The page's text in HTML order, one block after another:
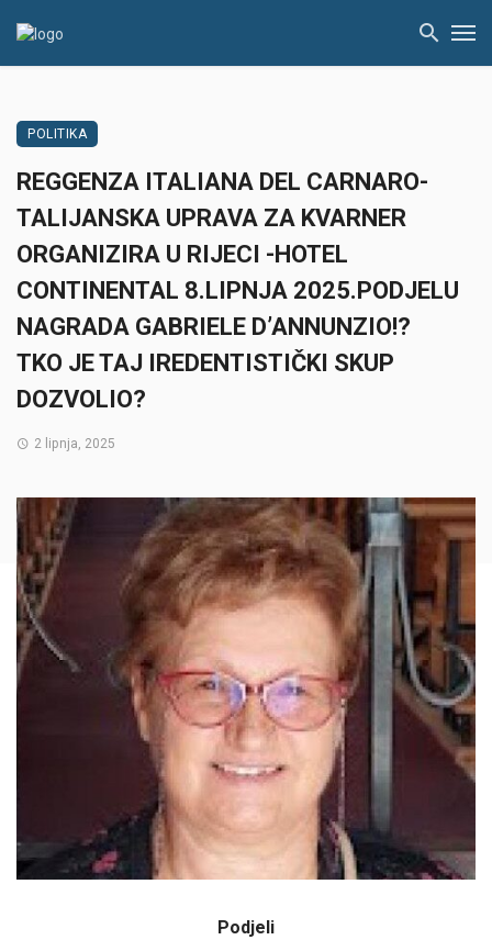
POLITIKA
REGGENZA ITALIANA DEL CARNARO-
TALIJANSKA UPRAVA ZA KVARNER
ORGANIZIRA U RIJECI -HOTEL
CONTINENTAL 8.LIPNJA 2025.PODJELU
NAGRADA GABRIELE D’ANNUNZIO!?
TKO JE TAJ IREDENTISTIČKI SKUP
DOZVOLIO?
2 lipnja, 2025
Podjeli